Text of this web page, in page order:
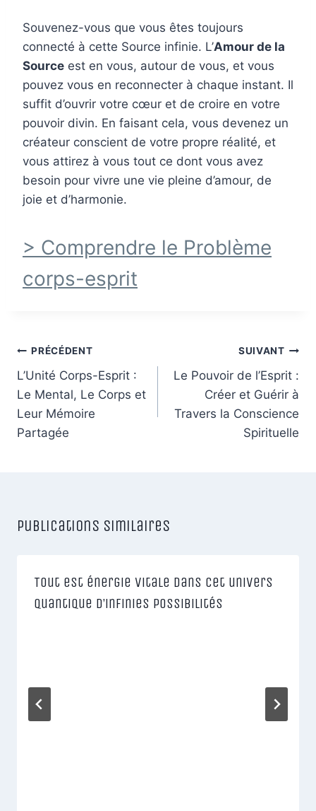
Souvenez-vous que vous êtes toujours
connecté à cette Source infinie. L’Amour de la
Source est en vous, autour de vous, et vous
pouvez vous en reconnecter à chaque instant. Il
suffit d’ouvrir votre cœur et de croire en votre
pouvoir divin. En faisant cela, vous devenez un
créateur conscient de votre propre réalité, et
vous attirez à vous tout ce dont vous avez
besoin pour vivre une vie pleine d’amour, de
joie et d’harmonie.
> Comprendre le Problème
corps-esprit
Navigation
de
l’article
PRÉCÉDENT
L’Unité Corps-Esprit :
Le Mental, Le Corps et
Leur Mémoire
Partagée
SUIVANT
Le Pouvoir de l’Esprit :
Créer et Guérir à
Travers la Conscience
Spirituelle
Publications similaires
Tout est énergie vitale dans cet univers
quantique d’infinies possibilités